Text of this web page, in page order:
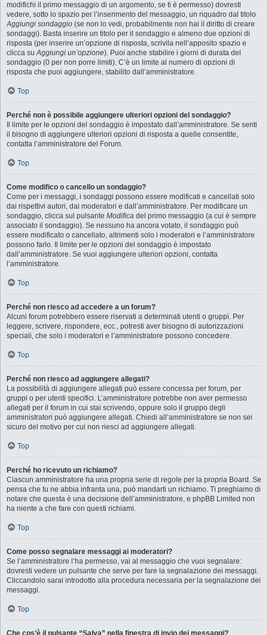
modifichi il primo messaggio di un argomento, se ti è permesso) dovresti
vedere, sotto lo spazio per l’inserimento del messaggio, un riquadro dal titolo
Aggiungi sondaggio (se non lo vedi, probabilmente non hai il diritto di creare
sondaggi). Basta inserire un titolo per il sondaggio e almeno due opzioni di
risposta (per inserire un’opzione di risposta, scrivila nell’apposito spazio e
clicca suAggiungi un’opzione). Puoi anche stabilire i giorni di durata del
sondaggio (0 per non porre limiti). C’è un limite al numero di opzioni di
risposta che puoi aggiungere, stabilito dall’amministratore.
Top
Perché non è possibile aggiungere ulteriori opzioni del sondaggio?
Il limite per le opzioni del sondaggio è impostato dall’amministratore. Se senti
il bisogno di aggiungere ulteriori opzioni di risposta a quelle consentite,
contatta l’amministratore del Forum.
Top
Come modifico o cancello un sondaggio?
Come per i messaggi, i sondaggi possono essere modificati e cancellati solo
dai rispettivi autori, dai moderatori e dall’amministratore. Per modificare un
sondaggio, clicca sul pulsante Modifica del primo messaggio (a cui è sempre
associato il sondaggio). Se nessuno ha ancora votato, il sondaggio può
essere modificato o cancellato, altrimenti solo i moderatori e l’amministratore
possono farlo. Il limite per le opzioni del sondaggio è impostato
dall’amministratore. Se vuoi aggiungere ulteriori opzioni, contatta
l’amministratore.
Top
Perché non riesco ad accedere a un forum?
Alcuni forum potrebbero essere riservati a determinati utenti o gruppi. Per
leggere, scrivere, rispondere, ecc., potresti aver bisogno di autorizzazioni
speciali, che solo i moderatori e l’amministratore possono concedere.
Top
Perché non riesco ad aggiungere allegati?
La possibilità di aggiungere allegati può essere concessa per forum, per
gruppi o per utenti specifici. L’amministratore potrebbe non aver permesso
allegati per il forum in cui stai scrivendo, oppure solo il gruppo degli
amministratori può aggiungere allegati. Chiedi all’amministratore se non sei
sicuro del motivo per cui non riesci ad aggiungere allegati.
Top
Perché ho ricevuto un richiamo?
Ciascun amministratore ha una propria serie di regole per la propria Board. Se
pensa che tu ne abbia infranta una, può mandarti un richiamo. Ti preghiamo di
notare che questa è una decisione dell’amministratore, e phpBB Limited non
ha niente a che fare con questi richiami.
Top
Come posso segnalare messaggi ai moderatori?
Se l’amministratore l’ha permesso, vai al messaggio che vuoi segnalare:
dovresti vedere un pulsante che serve per fare la segnalazione dei messaggi.
Cliccandolo sarai introdotto alla procedura necessaria per la segnalazione dei
messaggi.
Top
Che cos’è il pulsante “Salva” nella finestra di invio dei messaggi?